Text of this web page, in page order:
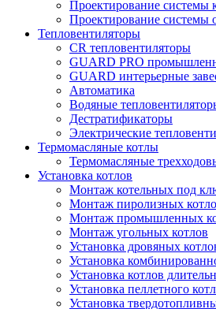
Проектирование системы
Проектирование системы
Тепловентиляторы
CR тепловентиляторы
GUARD PRO
GUARD интерьерные
Автоматика
Водяные
Дестратификаторы
Электрические
Термомасляные котлы
Термомасляные
Установка котлов
Монтаж котельных под
Монтаж пиролизных
Монтаж промышленных
Монтаж угольных котлов
Установка дровяных
Установка
Установка котлов
Установка пеллетного
Установка